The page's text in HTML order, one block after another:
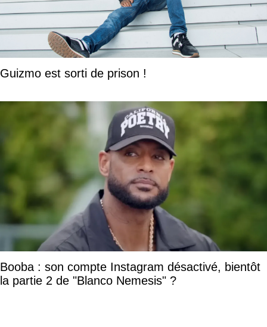
Guizmo est sorti de prison !
Booba : son compte Instagram désactivé, bientôt
la partie 2 de "Blanco Nemesis" ?